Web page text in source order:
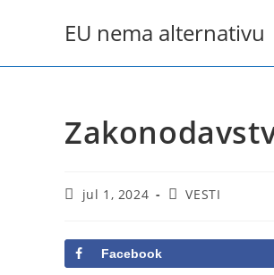
EU nema alternativu
Postjul 1, 2024
PostVESTI
Facebook